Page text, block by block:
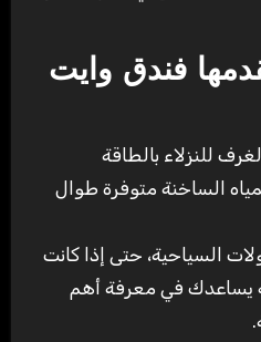
فندق وايت
للنزلاء بالطاقة
الساخنة متوفرة طوال
السياحية، حتى إذا كانت
يساعدك في معرفة أهم